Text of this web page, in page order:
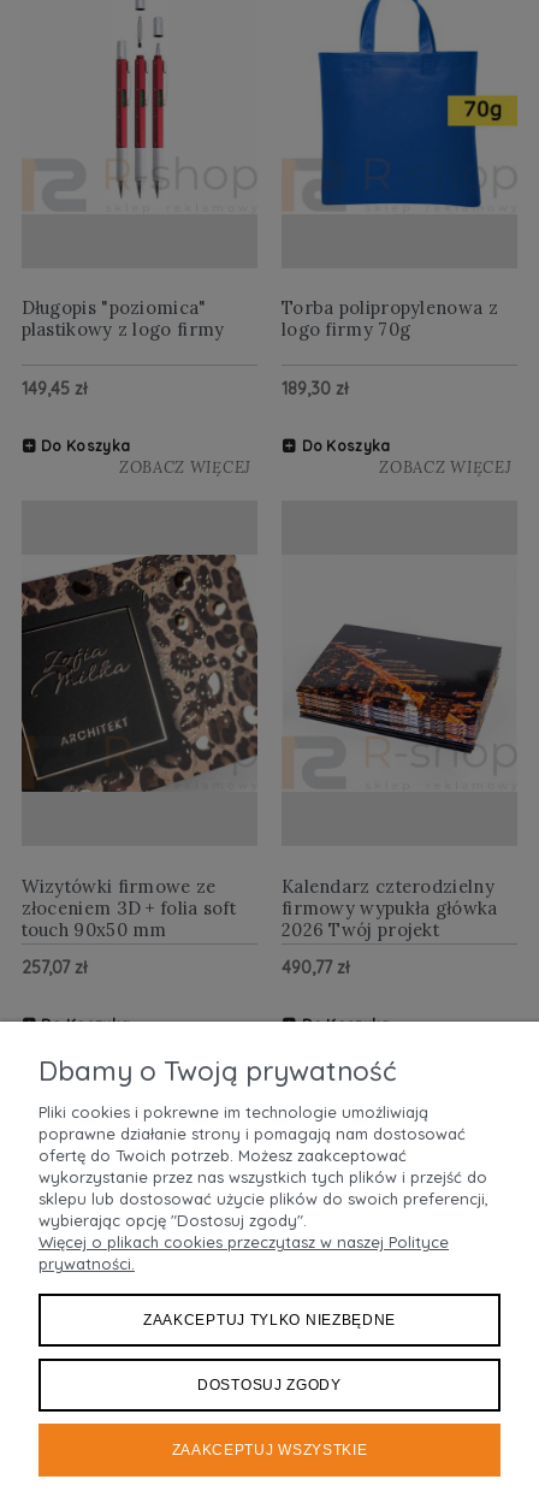
Długopis "poziomica"
plastikowy z logo firmy
149,45 zł
Do Koszyka
ZOBACZ WIĘCEJ
Torba polipropylenowa z
logo firmy 70g
189,30 zł
Do Koszyka
ZOBACZ WIĘCEJ
Wizytówki firmowe ze
złoceniem 3D + folia soft
touch 90x50 mm
257,07 zł
Do Koszyka
Kalendarz czterodzielny
firmowy wypukła główka
2026 Twój projekt
490,77 zł
Do Koszyka
POMOC
MOJE KONTO
INFORMACJE
O NAS
Dbamy o Twoją prywatność
Pliki cookies i pokrewne im technologie umożliwiają
poprawne działanie strony i pomagają nam dostosować
ofertę do Twoich potrzeb. Możesz zaakceptować
wykorzystanie przez nas wszystkich tych plików i przejść do
sklepu lub dostosować użycie plików do swoich preferencji,
wybierając opcję "Dostosuj zgody".
Więcej o plikach cookies przeczytasz w naszej Polityce
prywatności.
ZAAKCEPTUJ TYLKO NIEZBĘDNE
DOSTOSUJ ZGODY
ZAAKCEPTUJ WSZYSTKIE